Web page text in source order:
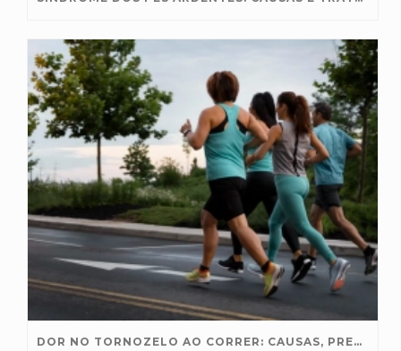
DOR NO TORNOZELO AO CORRER: CAUSAS, PREVENÇÃO E TRATAMENTO